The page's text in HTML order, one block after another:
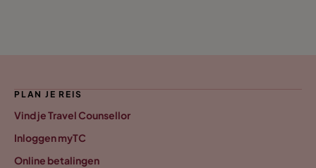
PLAN JE REIS
Vind je Travel Counsellor
Inloggen myTC
Online betalingen